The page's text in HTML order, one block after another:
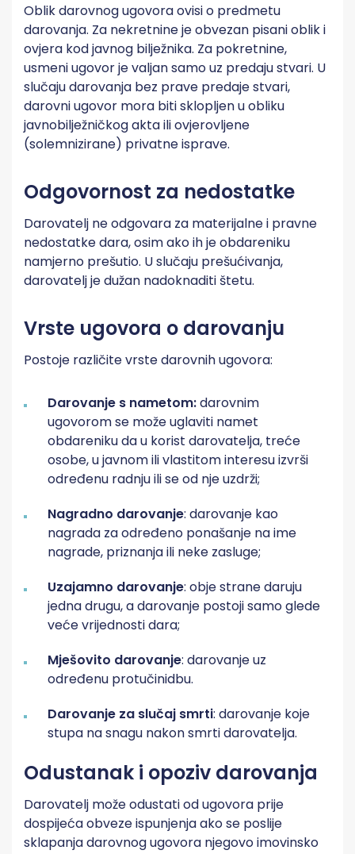
Oblik darovnog ugovora ovisi o predmetu
darovanja. Za nekretnine je obvezan pisani oblik i
ovjera kod javnog bilježnika. Za pokretnine,
usmeni ugovor je valjan samo uz predaju stvari. U
slučaju darovanja bez prave predaje stvari,
darovni ugovor mora biti sklopljen u obliku
javnobilježničkog akta ili ovjerovljene
(solemnizirane) privatne isprave.
Odgovornost za nedostatke
Darovatelj ne odgovara za materijalne i pravne
nedostatke dara, osim ako ih je obdareniku
namjerno prešutio. U slučaju prešućivanja,
darovatelj je dužan nadoknaditi štetu.
Vrste ugovora o darovanju
Postoje različite vrste darovnih ugovora:
Darovanje s nametom:darovnim
ugovorom se može uglaviti namet
obdareniku da u korist darovatelja, treće
osobe, u javnom ili vlastitom interesu izvrši
određenu radnju ili se od nje uzdrži;
Nagradno darovanje: darovanje kao
nagrada za određeno ponašanje na ime
nagrade, priznanja ili neke zasluge;
Uzajamno darovanje: obje strane daruju
jedna drugu, a darovanje postoji samo glede
veće vrijednosti dara;
Mješovito darovanje: darovanje uz
određenu protučinidbu.
Darovanje za slučaj smrti: darovanje koje
stupa na snagu nakon smrti darovatelja.
Odustanak i opoziv darovanja
Darovatelj može odustati od ugovora prije
dospijeća obveze ispunjenja ako se poslije
sklapanja darovnog ugovora njegovo imovinsko